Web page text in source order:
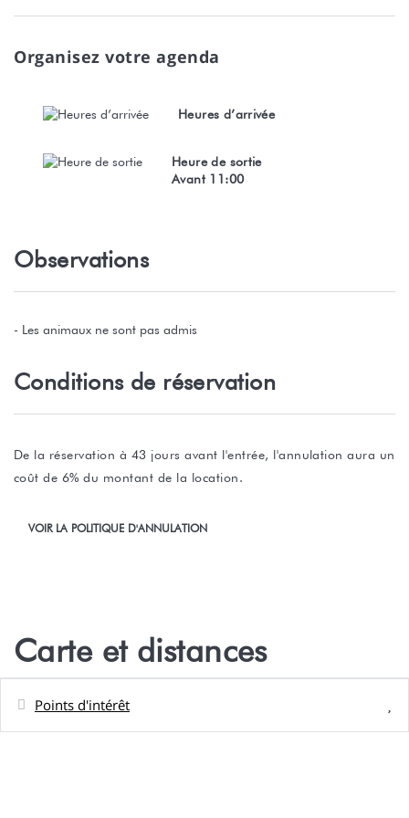
Organisez votre agenda
Heures d’arrivée
Heure de sortie
Avant 11:00
Observations
- Les animaux ne sont pas admis
Conditions de réservation
De la réservation à 43 jours avant l'entrée, l'annulation aura un
coût de 6% du montant de la location.
VOIR LA POLITIQUE D'ANNULATION
Carte et distances
Points d'intérêt